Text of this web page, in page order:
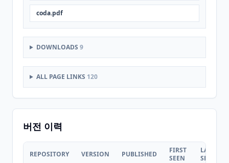
coda.pdf
DOWNLOADS 9
ALL PAGE LINKS 120
버전 이력
REPOSITORY VERSION PUBLISHED
FIRST
SEEN
LAST
SEEN